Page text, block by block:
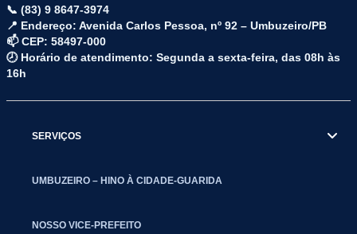
📞 (83) 9 8647-3974
📍 Endereço: Avenida Carlos Pessoa, nº 92 – Umbuzeiro/PB
📫 CEP: 58497-000
🕗 Horário de atendimento: Segunda a sexta-feira, das 08h às
16h
SERVIÇOS
UMBUZEIRO – HINO À CIDADE-GUARIDA
NOSSO VICE-PREFEITO